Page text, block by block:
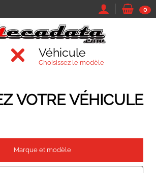
0
Véhicule
Choisissez le modèle
VOTRE VÉHICULE
Marque et modèle